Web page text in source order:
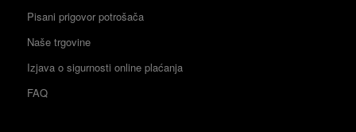
Pisani prigovor potrošača
Naše trgovine
Izjava o sigurnosti online plaćanja
FAQ